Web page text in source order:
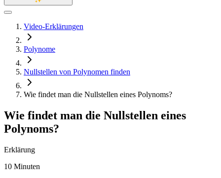
Video-Erklärungen
Polynome
Nullstellen von Polynomen finden
Wie findet man die Nullstellen eines Polynoms?
Wie findet man die Nullstellen eines
Polynoms?
Erklärung
10 Minuten